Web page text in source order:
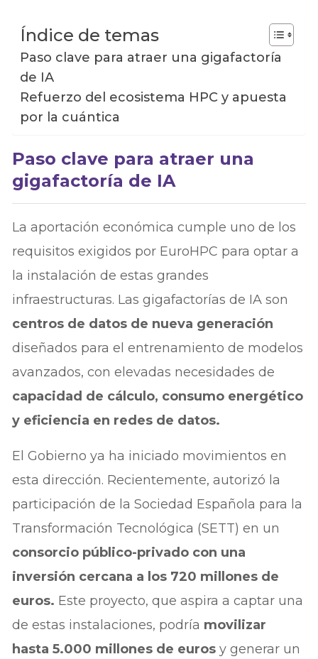
Índice de temas
Paso clave para atraer una gigafactoría
de IA
Refuerzo del ecosistema HPC y apuesta
por la cuántica
Paso clave para atraer una
gigafactoría de IA
La aportación económica cumple uno de los
requisitos exigidos por EuroHPC para optar a
la instalación de estas grandes
infraestructuras. Las gigafactorías de IA son
centros de datos de nueva generación
diseñados para el entrenamiento de modelos
avanzados, con elevadas necesidades de
capacidad de cálculo, consumo energético
y eficiencia en redes de datos.
El Gobierno ya ha iniciado movimientos en
esta dirección. Recientemente, autorizó la
participación de la Sociedad Española para la
Transformación Tecnológica (SETT) en un
consorcio público-privado con una
inversión cercana a los 720 millones de
euros. Este proyecto, que aspira a captar una
de estas instalaciones, podría movilizar
hasta 5.000 millones de euros y generar un